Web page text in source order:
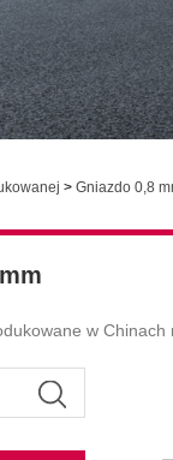
> Gniazdo 0,8
w